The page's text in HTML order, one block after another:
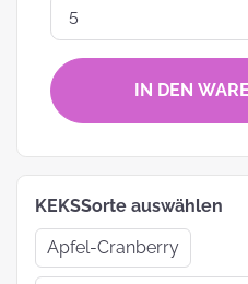
IN DEN
KEKSSorte auswählen
Apfel-Cranberry